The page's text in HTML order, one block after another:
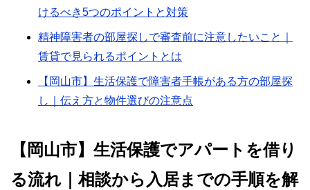
けるべき5つのポイントと対策
精神障害者の部屋探しで審査前に注意したいこと｜
賃貸で見られるポイントとは
【岡山市】生活保護で障害者手帳がある方の部屋探
し｜伝え方と物件選びの注意点
【岡山市】生活保護でアパートを借り
る流れ｜相談から入居までの手順を解